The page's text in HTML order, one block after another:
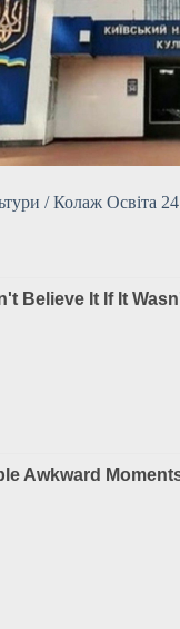
/ Колаж Освіта 24